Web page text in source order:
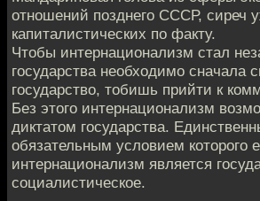
отношений позднего СССР, сиреч
капиталистических по факту.
Чтобы интернационализм стал
государства необходимо сначала
государство, тобишь прийти к
Без этого интернационализм
диктатом государства.
обязательным условием которого
интернационализм является
социалистическое.